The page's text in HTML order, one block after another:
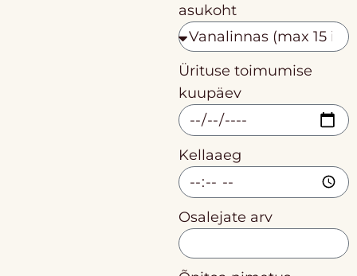
asukoht
Ürituse toimumise
kuupäev
Kellaaeg
Osalejate arv